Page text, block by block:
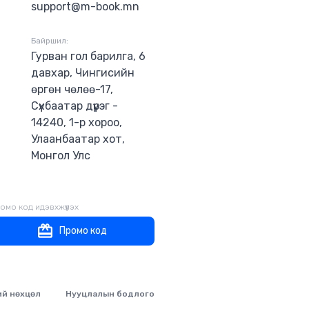
support@m-book.mn
Байршил:
Гурван гол барилга, 6
давхар, Чингисийн
өргөн чөлөө-17,
Сүхбаатар дүүрэг -
14240, 1-р хороо,
Улаанбаатар хот,
Монгол Улс
код идэвхжүүлэх
Промо код
нөхцөл Нууцлалын бодлого